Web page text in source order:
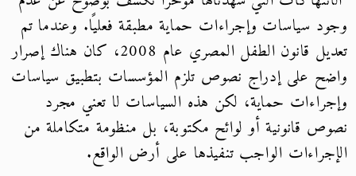
وجود سياسات وإجراءات حماية مطبقة فعليًا. وعندما تم
تعديل قانون الطفل المصري عام 2008، كان هناك إصرار
واضح على إدراج نصوص تلزم المؤسسات بتطبيق سياسات
وإجراءات حماية، لكن هذه السياسات لا تعني مجرد
نصوص قانونية أو لوائح مكتوبة، بل منظومة متكاملة من
الإجراءات الواجب تنفيذها على أرض الواقع.